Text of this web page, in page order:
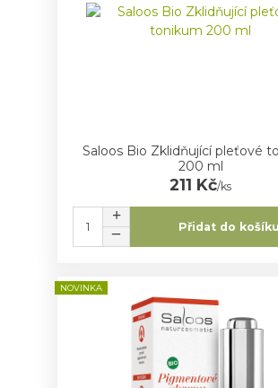
Saloos Bio Zklidňující pleťové
200 ml
211 Kč/ks
Přidat do košíku
NOVINKA